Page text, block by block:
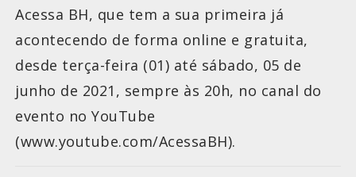
Acessa BH, que tem a sua primeira já
acontecendo de forma online e gratuita,
desde terça-feira (01) até sábado, 05 de
junho de 2021, sempre às 20h, no canal do
evento no YouTube
(www.youtube.com/AcessaBH).